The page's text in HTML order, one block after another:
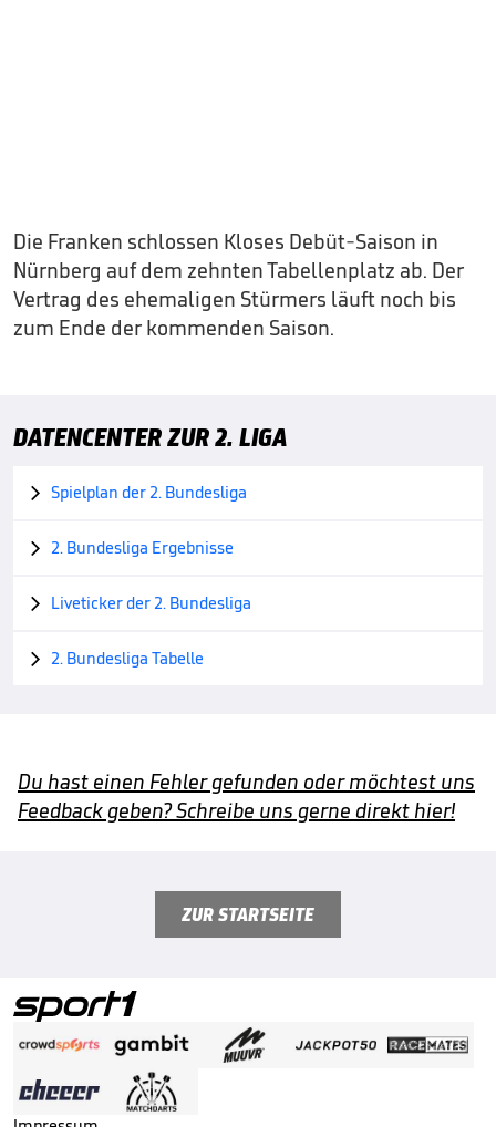
Die Franken schlossen Kloses Debüt-Saison in
Nürnberg auf dem zehnten Tabellenplatz ab. Der
Vertrag des ehemaligen Stürmers läuft noch bis
zum Ende der kommenden Saison.
DATENCENTER ZUR 2. LIGA
 Spielplan der 2. Bundesliga
 2. Bundesliga Ergebnisse
 Liveticker der 2. Bundesliga
 2. Bundesliga Tabelle
Du hast einen Fehler gefunden oder möchtest uns
Feedback geben? Schreibe uns gerne direkt hier!
ZUR STARTSEITE